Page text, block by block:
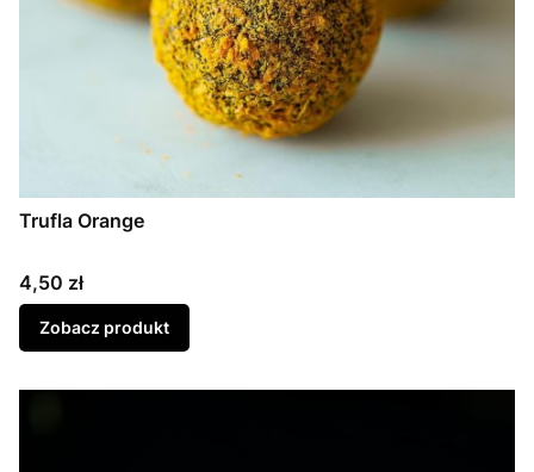
Trufla Orange
Cena
4,50 zł
Zobacz produkt